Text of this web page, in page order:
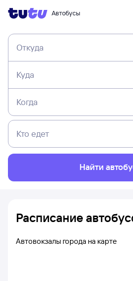
Автобусы
Откуда
Куда
Когда
Кто едет
Найти
Расписание
Автовокзалы города на карте